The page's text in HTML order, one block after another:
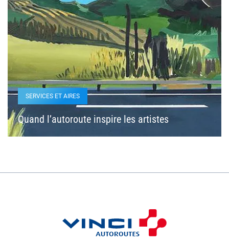
SERVICES ET AIRES
Quand l’autoroute inspire les artistes